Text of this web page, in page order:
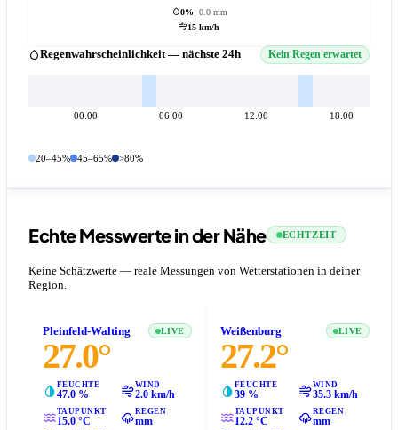
0%
0.0 mm
15 km/h
Regenwahrscheinlichkeit — nächste 24h Kein Regen erwartet
00:00 06:00 12:00 18:00
20–45% 45–65% >80%
Echte Messwerte in der Nähe ECHTZEIT
Keine Schätzwerte — reale Messungen von Wetterstationen in deiner
Region.
Pleinfeld-Walting LIVE
27.0°
FEUCHTE
47.0 %
WIND
2.0 km/h
TAUPUNKT
15.0 °C
REGEN
mm
Weißenburg LIVE
27.2°
FEUCHTE
39 %
WIND
35.3 km/h
TAUPUNKT
12.2 °C
REGEN
mm